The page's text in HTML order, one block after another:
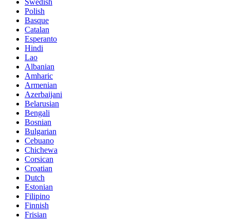
Swedish
Polish
Basque
Catalan
Esperanto
Hindi
Lao
Albanian
Amharic
Armenian
Azerbaijani
Belarusian
Bengali
Bosnian
Bulgarian
Cebuano
Chichewa
Corsican
Croatian
Dutch
Estonian
Filipino
Finnish
Frisian